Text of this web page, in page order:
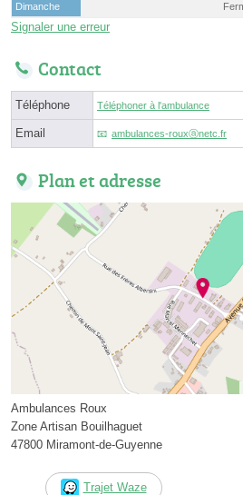
Dimanche
Signaler une erreur
Contact
Téléphone Téléphoner à l'ambulance
Email ambulances-rouxⓐnetc.fr
Plan et adresse
Ambulances Roux
Zone Artisan Bouilhaguet
47800 Miramont-de-Guyenne
Trajet Waze